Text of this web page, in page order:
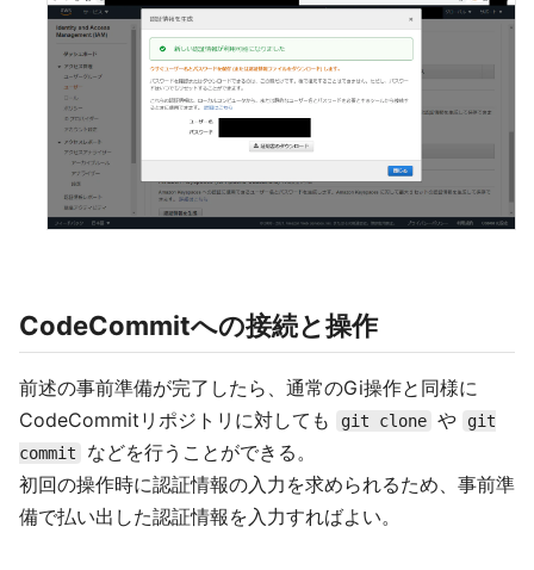
CodeCommitへの接続と操作
前述の事前準備が完了したら、通常のGi操作と同様に
CodeCommitリポジトリに対しても
git clone や
git
commit
などを行うことができる。
初回の操作時に認証情報の入力を求められるため、事前準
備で払い出した認証情報を入力すればよい。